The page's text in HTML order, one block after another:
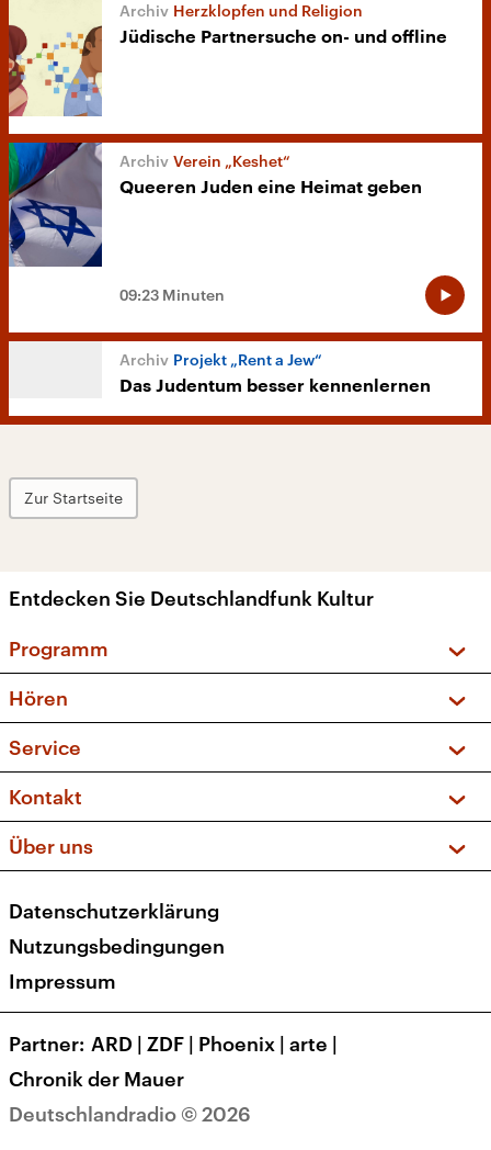
Herzklopfen und Religion
Jüdische Partnersuche on- und offline
Verein „Keshet“
Queeren Juden eine Heimat geben
09:23 Minuten
Projekt „Rent a Jew“
Das Judentum besser kennenlernen
Zur Startseite
Entdecken Sie Deutschlandfunk Kultur
Programm
Sendungen und Podcasts
Musikliste
Kakadu – Das Kinderprogramm
Hören
Frequenzen (UKW + DAB+)
Service
FAQ
Apps
Newsletter
Veranstaltungen
Kontakt
Social Media
Über uns
Presse
Karriere
Transparenz
Deutschlandradio © 2026
Datenschutzerklärung
Nutzungsbedingungen
Impressum
Partner ARD | ZDF | Phoenix | arte |
Chronik der Mauer